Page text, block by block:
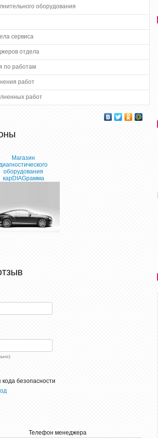
оборудования
сервиса
отдела
по работам
работ
работ
Магазин
оборудования
карDIAGрамма
Телефон менеджера